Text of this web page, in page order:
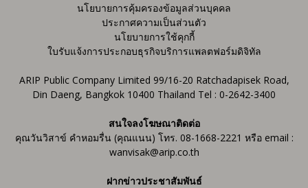
นโยบายการคุ้มครองข้อมูลส่วนบุคคล
ประกาศความเป็นส่วนตัว
นโยบายการใช้คุกกี้
ใบรับแจ้งการประกอบธุรกิจบริการแพลตฟอร์มดิจิทัล
ARIP Public Company Limited 99/16-20 Ratchadapisek Road,
Din Daeng, Bangkok 10400 Thailand Tel : 0-2642-3400
สนใจลงโฆษณาติดต่อ
คุณวันวิสาข์ คำหอมรื่น (คุณแนน) โทร. 08-1668-2221 หรือ email :
wanvisak@arip.co.th
ฝากข่าวประชาสัมพันธ์